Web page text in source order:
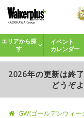
エリアから探
す
イベント
カレンダー
2026年の更新は終
どうぞ
GW(ゴールデンウィー